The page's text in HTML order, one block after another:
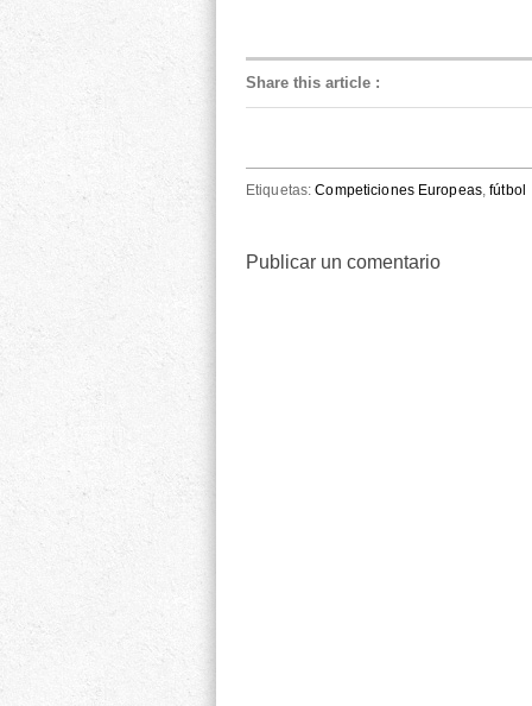
Share this article :
Etiquetas:Competiciones Europeas,fútbol
Publicar un comentario